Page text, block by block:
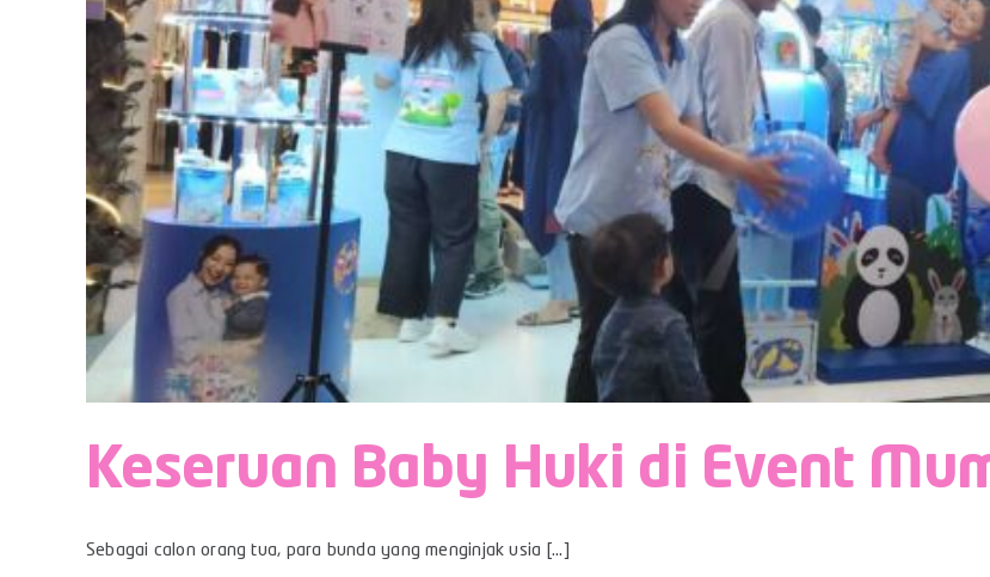
Perawatan
Fisik
dan
Bahasa
Cinta
Keseruan Baby Huki di Event
Sebagai calon orang tua, para bunda yang menginjak usia [...]